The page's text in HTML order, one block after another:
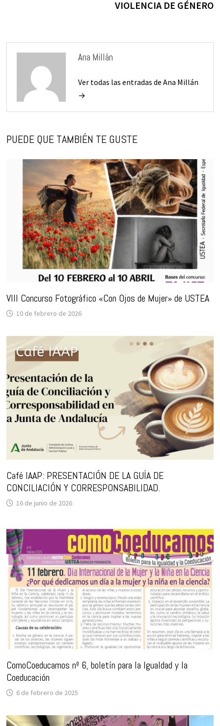
VIOLENCIA DE GÉNERO
Ana Millán
Ver todas las entradas de Ana Millán
→
PUEDE QUE TAMBIÉN TE GUSTE
VIII Concurso Fotográfico «Con Ojos de Mujer» de USTEA
10 de febrero de 2026
Café IAAP: PRESENTACIÓN DE LA GUÍA DE
CONCILIACIÓN Y CORRESPONSABILIDAD.
16 de junio de 2026
ComoCoeducamos nº 6, boletín para la Igualdad y la
Coeducación
6 de febrero de 2025